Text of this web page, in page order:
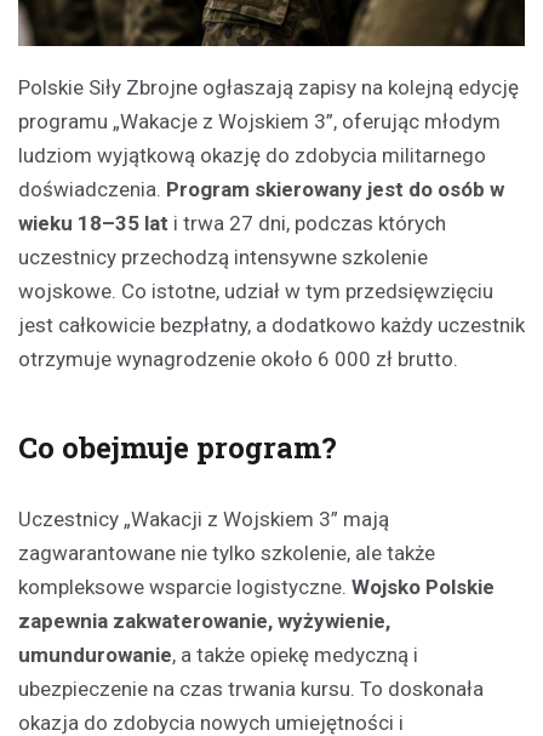
Polskie Siły Zbrojne ogłaszają zapisy na kolejną edycję
programu „Wakacje z Wojskiem 3”, oferując młodym
ludziom wyjątkową okazję do zdobycia militarnego
doświadczenia. Program skierowany jest do osób w
wieku 18–35 lat i trwa 27 dni, podczas których
uczestnicy przechodzą intensywne szkolenie
wojskowe. Co istotne, udział w tym przedsięwzięciu
jest całkowicie bezpłatny, a dodatkowo każdy uczestnik
otrzymuje wynagrodzenie około 6 000 zł brutto.
Co obejmuje program?
Uczestnicy „Wakacji z Wojskiem 3” mają
zagwarantowane nie tylko szkolenie, ale także
kompleksowe wsparcie logistyczne. Wojsko Polskie
zapewnia zakwaterowanie, wyżywienie,
umundurowanie, a także opiekę medyczną i
ubezpieczenie na czas trwania kursu. To doskonała
okazja do zdobycia nowych umiejętności i